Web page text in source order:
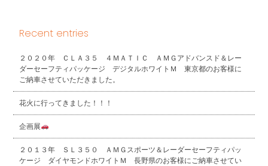
Recent entries
２０２０年 ＣＬＡ３５ ４ＭＡＴＩＣ ＡＭＧアドバンスド＆レー
ダーセーフティパッケージ デジタルホワイトＭ 東京都のお客様に
ご納車させていただきました。
花火に行ってきました！！！
企画展
２０１３年 ＳＬ３５０ ＡＭＧスポーツ＆レーダーセーフティパッ
ケージ ダイヤモンドホワイトＭ 長野県のお客様にご納車させてい